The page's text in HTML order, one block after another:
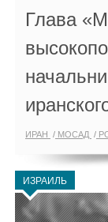
Глава
ИРАН МОСАД
ИЗРАИЛЬ